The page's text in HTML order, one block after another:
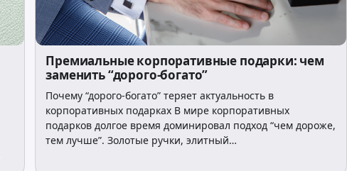
Премиальные корпоративные подарки: чем
заменить “дорого-богато”
Почему “дорого-богато” теряет актуальность в
корпоративных подарках В мире корпоративных
подарков долгое время доминировал подход “чем дороже,
тем лучше”. Золотые ручки, элитный…